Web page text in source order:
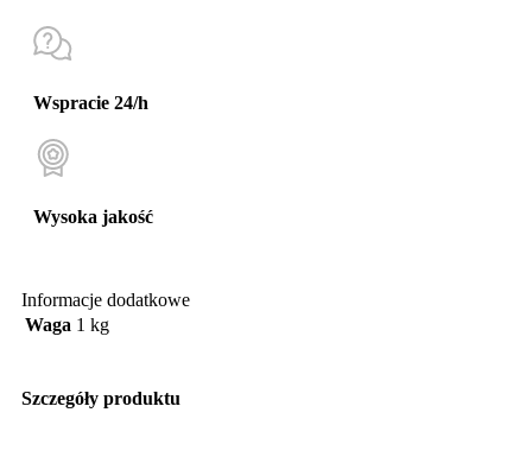
Wspracie 24/h
Wysoka jakość
Informacje dodatkowe
Waga 1 kg
Szczegóły produktu